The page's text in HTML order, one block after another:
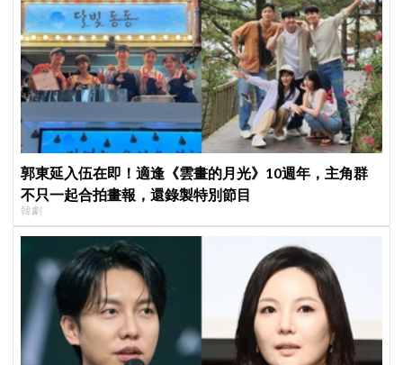
郭東延入伍在即！適逢《雲畫的月光》10週年，主角群
不只一起合拍畫報，還錄製特別節目
韓劇